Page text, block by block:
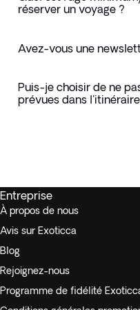
réserver un voyage ?
Avez-vous une
Puis-je choisir de ne
prévues dans